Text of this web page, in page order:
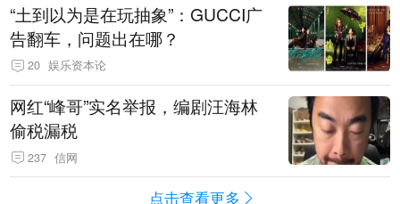
“土到以为是在玩抽象”：GUCCI广
告翻车，问题出在哪？
20 娱乐资本论
网红“峰哥”实名举报，编剧汪海林
偷税漏税
237 信网
点击查看更多